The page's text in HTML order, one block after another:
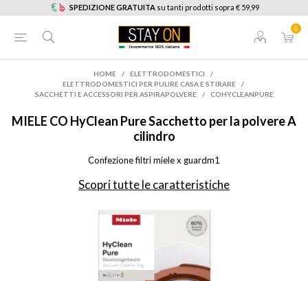
SPEDIZIONE GRATUITA su tanti prodotti sopra € 59,99
0
HOME / ELETTRODOMESTICI
/
ELETTRODOMESTICI PER PULIRE CASA E STIRARE
/
SACCHETTI E ACCESSORI PER ASPIRAPOLVERE
/ COHYCLEANPURE
MIELE CO HyClean Pure Sacchetto per la polvere A
cilindro
Confezione filtri miele x guardm1
Scopri tutte le caratteristiche